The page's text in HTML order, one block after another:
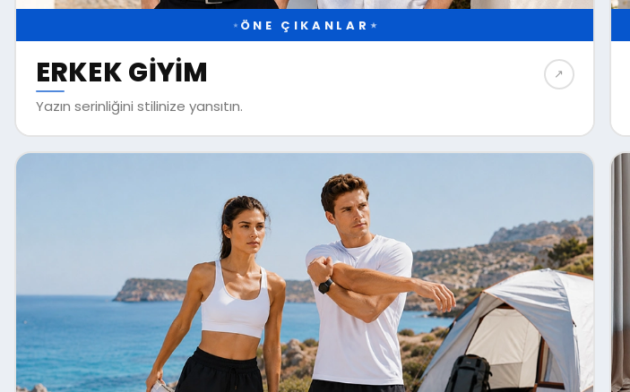
★ ÖNE ÇIKANLAR ★
ERKEK GIYIM
Yazın serinliğini stilinize yansıtın.
↗︎